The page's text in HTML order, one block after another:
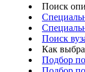
Поиск
Поиск
Как
Подбор